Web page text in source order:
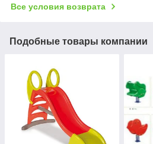
Все условия возврата
Подобные товары компании